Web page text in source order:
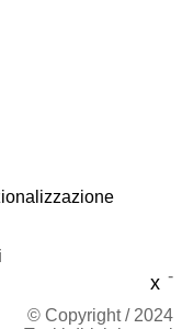
x -
© Copyright / 2024